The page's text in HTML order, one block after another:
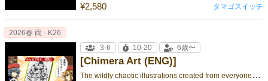
¥2,580 タマゴスイッチ
[Chimera Art (ENG)]
T
he wildly chaotic illustrations created from everyone’s memorie
2026春 両 - K26
3-6
10-20 6歳〜